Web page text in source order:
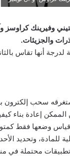
وفيرينك
والجزيئات.
أنها تقاس
سحب
إعادة بناء
قياس وضعها فقط
للمادة، وتحديد
تطبيقات محتملة في